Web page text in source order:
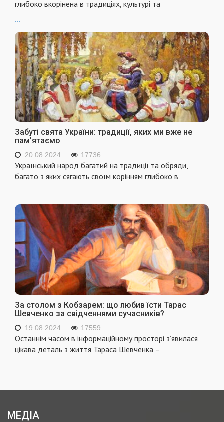
глибоко вкорінена в традиціях, культурі та
Забуті свята України: традиції, яких ми вже не
пам'ятаємо
20.08.2024 17736
Український народ багатий на традиції та обряди,
багато з яких сягають своїм корінням глибоко в
...
За столом з Кобзарем: що любив їсти Тарас
Шевченко за свідченнями сучасників?
19.08.2024 17559
Останнім часом в інформаційному просторі з’явилася
цікава деталь з життя Тараса Шевченка –
МЕДІА